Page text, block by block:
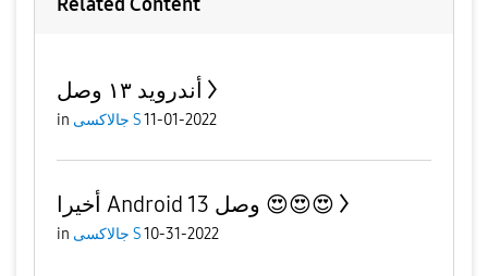
Related Content
أندرويد ١٣ وصل
in جالاكسى S11-01-2022
أخيرا Android 13 وصل 😍😍😍
in جالاكسى S10-31-2022